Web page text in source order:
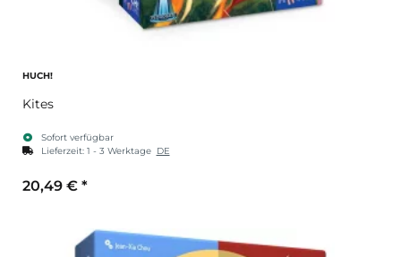
HUCH!
Kites
Sofort verfügbar
Lieferzeit: 1 - 3 Werktage DE
20,49 € *